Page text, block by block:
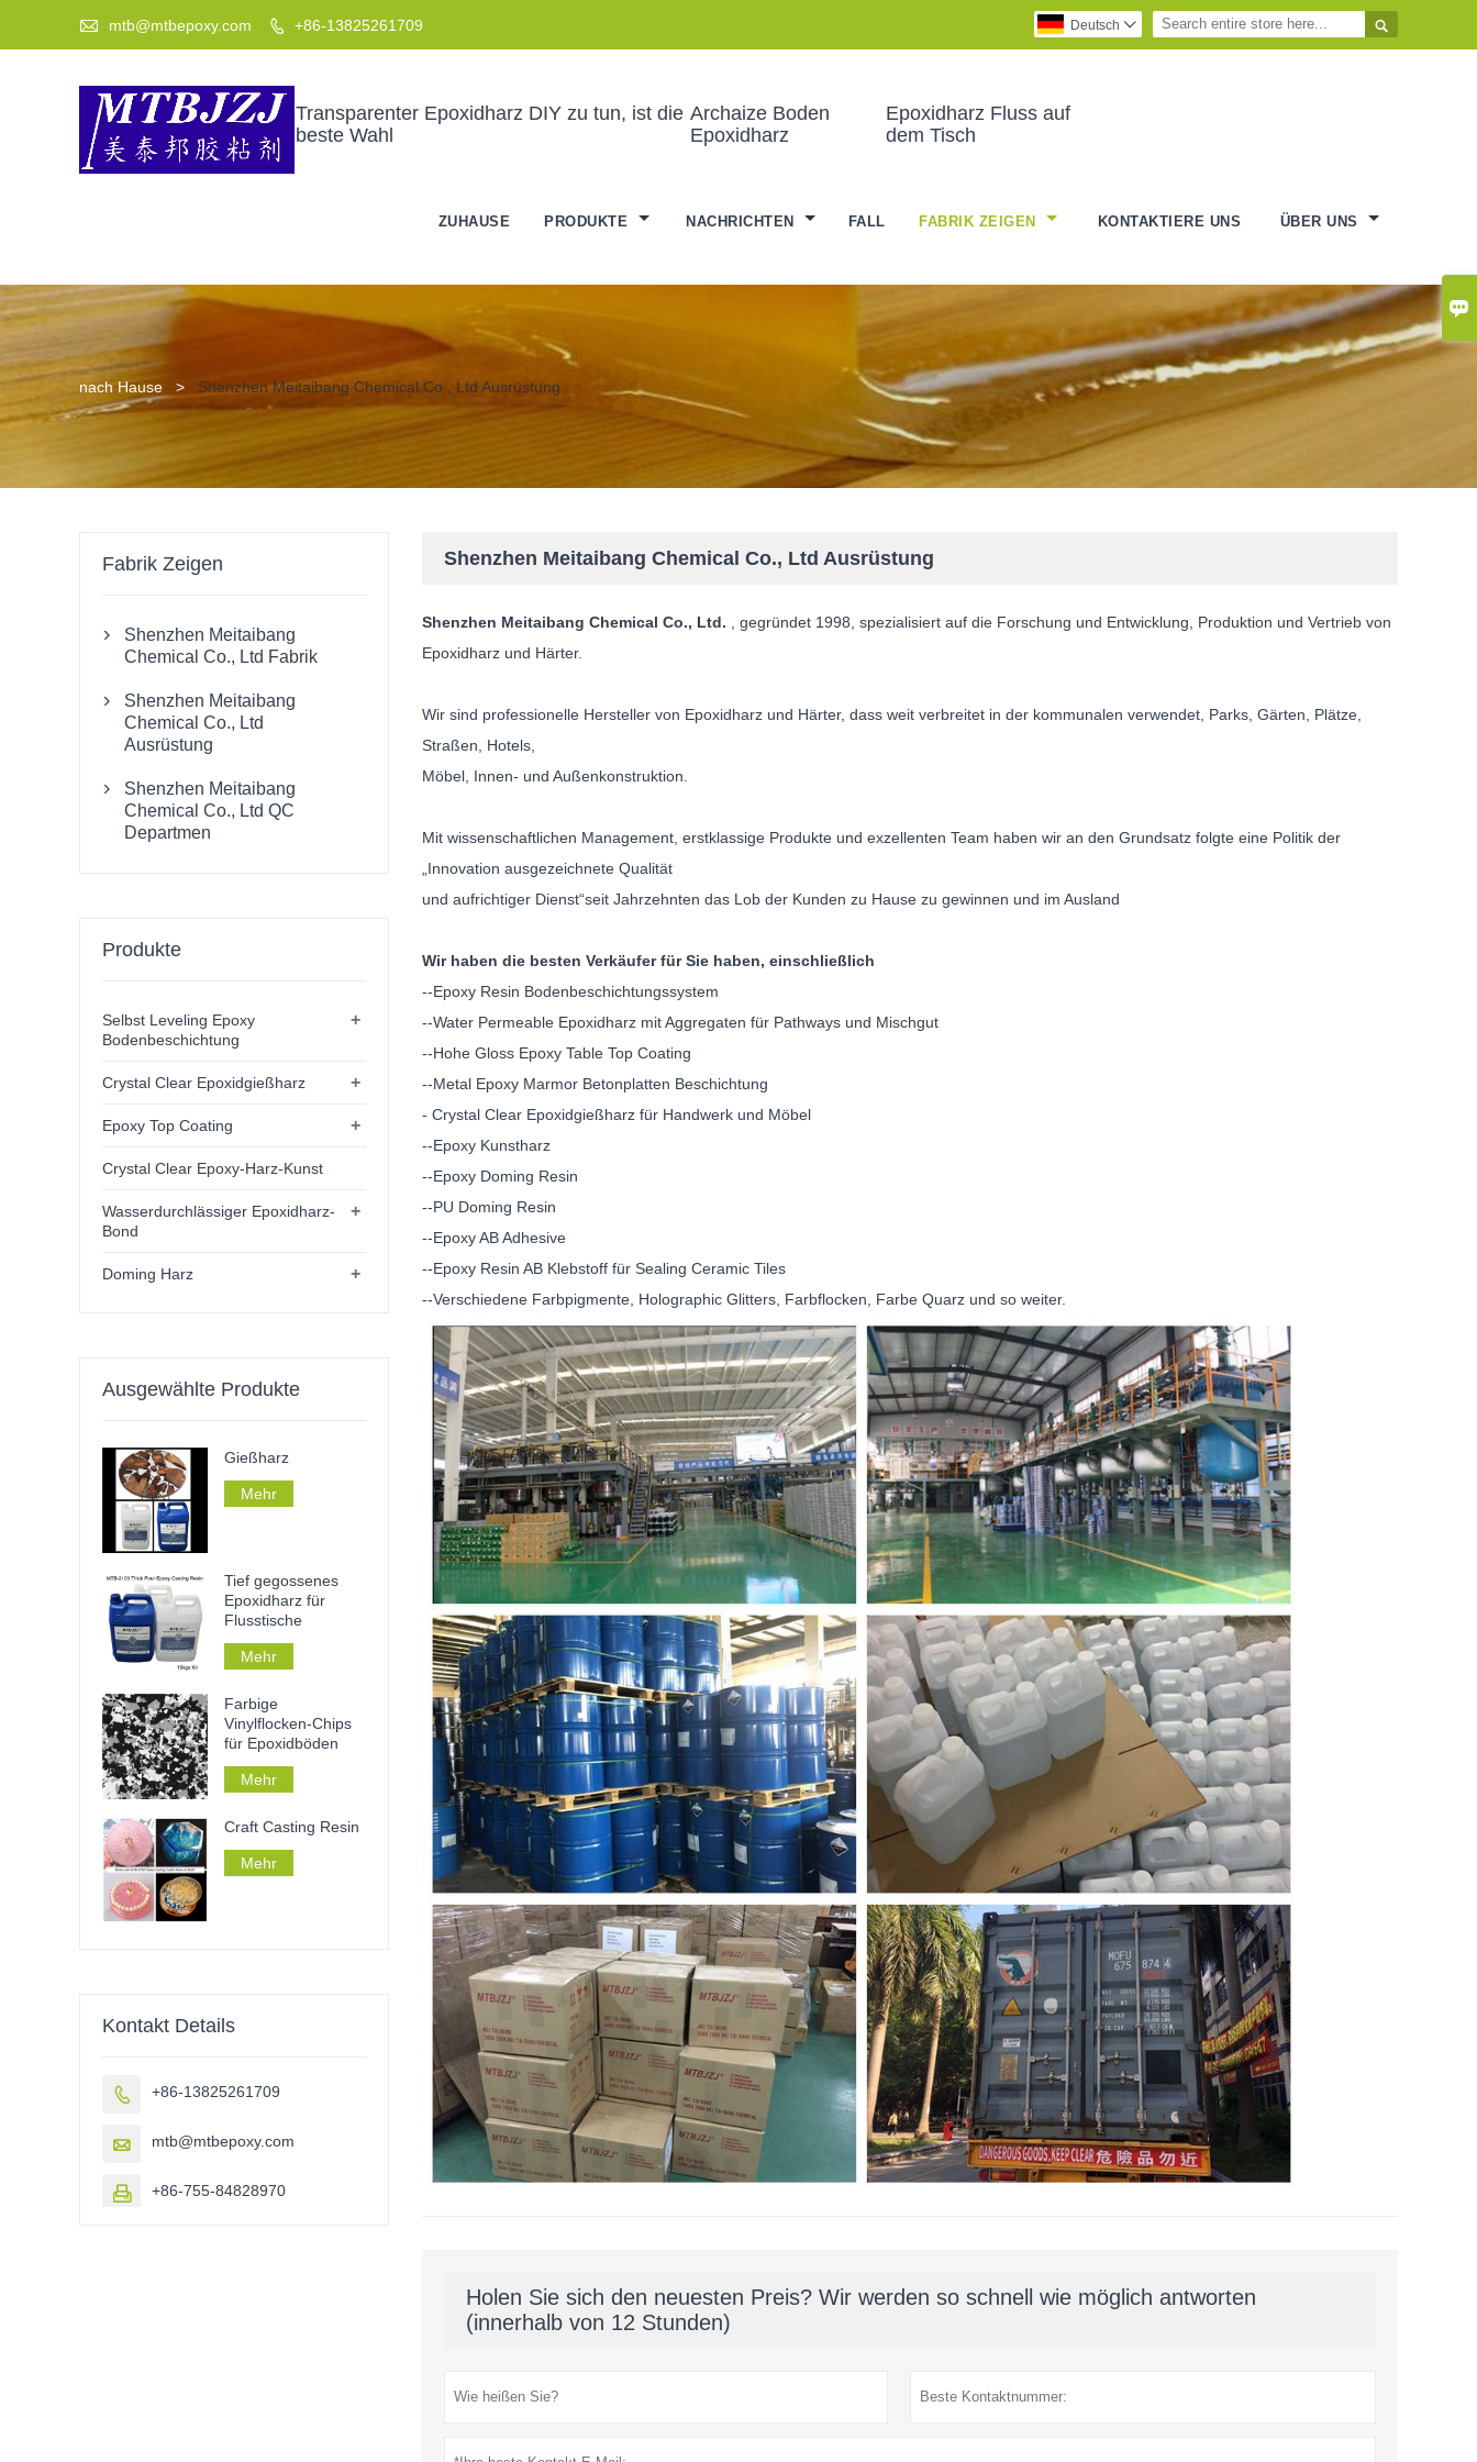

 mtb@mtbepoxy.com  +86-13825261709 
Deutsch 
Transparenter Epoxidharz DIY zu tun, ist die
beste Wahl
Archaize Boden
Epoxidharz
Epoxidharz Fluss auf
dem Tisch
ZUHAUSE PRODUKTE NACHRICHTEN FALL FABRIK ZEIGEN KONTAKTIERE UNS ÜBER UNS
nach Hause > Shenzhen Meitaibang Chemical Co., Ltd Ausrüstung
Shenzhen Meitaibang Chemical Co., Ltd Ausrüstung
Shenzhen Meitaibang Chemical Co., Ltd. , gegründet 1998, spezialisiert auf die Forschung und Entwicklung, Produktion und Vertrieb von
Epoxidharz und Härter.
Wir sind professionelle Hersteller von Epoxidharz und Härter, dass weit verbreitet in der kommunalen verwendet, Parks, Gärten, Plätze,
Straßen, Hotels,
Möbel, Innen- und Außenkonstruktion.
Mit wissenschaftlichen Management, erstklassige Produkte und exzellenten Team haben wir an den Grundsatz folgte eine Politik der
„Innovation ausgezeichnete Qualität
und aufrichtiger Dienst“seit Jahrzehnten das Lob der Kunden zu Hause zu gewinnen und im Ausland
Wir haben die besten Verkäufer für Sie haben, einschließlich
--Epoxy Resin Bodenbeschichtungssystem
--Water Permeable Epoxidharz mit Aggregaten für Pathways und Mischgut
--Hohe Gloss Epoxy Table Top Coating
--Metal Epoxy Marmor Betonplatten Beschichtung
- Crystal Clear Epoxidgießharz für Handwerk und Möbel
--Epoxy Kunstharz
--Epoxy Doming Resin
--PU Doming Resin
--Epoxy AB Adhesive
--Epoxy Resin AB Klebstoff für Sealing Ceramic Tiles
--Verschiedene Farbpigmente, Holographic Glitters, Farbflocken, Farbe Quarz und so weiter.
Holen Sie sich den neuesten Preis? Wir werden so schnell wie möglich antworten
(innerhalb von 12 Stunden)
Fabrik Zeigen

Shenzhen Meitaibang
Chemical Co., Ltd Fabrik

Shenzhen Meitaibang
Chemical Co., Ltd
Ausrüstung

Shenzhen Meitaibang
Chemical Co., Ltd QC
Departmen
Produkte
+
Selbst Leveling Epoxy
Bodenbeschichtung
+
Crystal Clear Epoxidgießharz
+
Epoxy Top Coating
Crystal Clear Epoxy-Harz-Kunst
+
Wasserdurchlässiger Epoxidharz-
Bond
+
Doming Harz
Ausgewählte Produkte
Gießharz
Mehr
Tief gegossenes
Epoxidharz für
Flusstische
Mehr
Farbige
Vinylflocken-Chips
für Epoxidböden
Mehr
Craft Casting Resin
Mehr
Kontakt Details
 +86-13825261709
 mtb@mtbepoxy.com
 +86-755-84828970